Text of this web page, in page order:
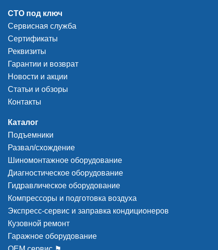
СТО под ключ
Сервисная служба
Сертификаты
Реквизиты
Гарантии и возврат
Новости и акции
Статьи и обзоры
Контакты
Каталог
Подъемники
Развал/схождение
Шиномонтажное оборудование
Диагностическое оборудование
Гидравлическое оборудование
Компрессоры и подготовка воздуха
Экспресс-сервис и заправка кондиционеров
Кузовной ремонт
Гаражное оборудование